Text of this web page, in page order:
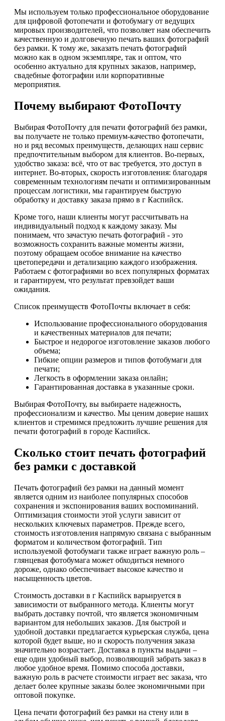
Мы используем только профессиональное оборудование
для цифровой фотопечати и фотобумагу от ведущих
мировых производителей, что позволяет нам обеспечить
качественную и долговечную печать ваших фотографий
без рамки. К тому же, заказать печать фотографий
можно как в одном экземпляре, так и оптом, что
особенно актуально для крупных заказов, например,
свадебные фотографии или корпоративные
мероприятия.
Почему выбирают ФотоПочту
Выбирая ФотоПочту для печати фотографий без рамки,
вы получаете не только премиум-качество фотопечати,
но и ряд весомых преимуществ, делающих наш сервис
предпочтительным выбором для клиентов. Во-первых,
удобство заказа: всё, что от вас требуется, это доступ в
интернет. Во-вторых, скорость изготовления: благодаря
современным технологиям печати и оптимизированным
процессам логистики, мы гарантируем быструю
обработку и доставку заказа прямо в г Каспийск.
Кроме того, наши клиенты могут рассчитывать на
индивидуальный подход к каждому заказу. Мы
понимаем, что зачастую печать фотографий - это
возможность сохранить важные моменты жизни,
поэтому обращаем особое внимание на качество
цветопередачи и детализацию каждого изображения.
Работаем с фотографиями во всех популярных форматах
и гарантируем, что результат превзойдет ваши
ожидания.
Список преимуществ ФотоПочты включает в себя:
Использование профессионального оборудования
и качественных материалов для печати;
Быстрое и недорогое изготовление заказов любого
объема;
Гибкие опции размеров и типов фотобумаги для
печати;
Легкость в оформлении заказа онлайн;
Гарантированная доставка в указанные сроки.
Выбирая ФотоПочту, вы выбираете надежность,
профессионализм и качество. Мы ценим доверие наших
клиентов и стремимся предложить лучшие решения для
печати фотографий в городе Каспийск.
Сколько стоит печать фотографий
без рамки с доставкой
Печать фотографий без рамки на данный момент
является одним из наиболее популярных способов
сохранения и экспонирования ваших воспоминаний.
Оптимизация стоимости этой услуги зависит от
нескольких ключевых параметров. Прежде всего,
стоимость изготовления напрямую связана с выбранным
форматом и количеством фотографий. Тип
используемой фотобумаги также играет важную роль –
глянцевая фотобумага может обходиться немного
дороже, однако обеспечивает высокое качество и
насыщенность цветов.
Стоимость доставки в г Каспийск варьируется в
зависимости от выбранного метода. Клиенты могут
выбрать доставку почтой, что является экономичным
вариантом для небольших заказов. Для быстрой и
удобной доставки предлагается курьерская служба, цена
которой будет выше, но и скорость получения заказа
значительно возрастает. Доставка в пункты выдачи –
еще один удобный выбор, позволяющий забрать заказ в
любое удобное время. Помимо способа доставки,
важную роль в расчете стоимости играет вес заказа, что
делает более крупные заказы более экономичными при
оптовой покупке.
Цена печати фотографий без рамки на стену или в